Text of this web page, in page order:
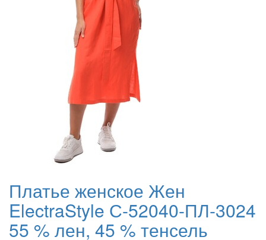
Платье женское Жен
ElectraStyle С-52040-ПЛ-3024
55 % лен, 45 % тенсель